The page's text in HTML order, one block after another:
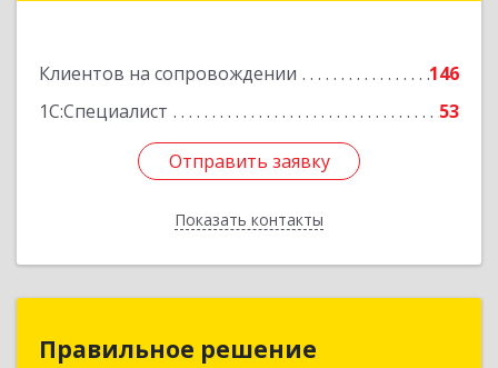
Клиентов на сопровождении
146
1С:Специалист
53
Отправить заявку
Показать контакты
Отправить заявку
Назад
Правильное решение